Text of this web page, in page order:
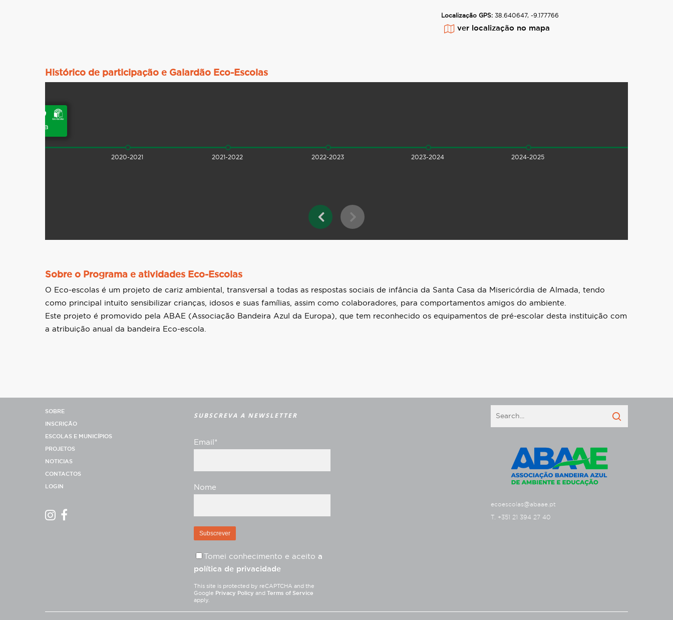
Localização GPS: 38.640647, -9.177766
ver localização no mapa
Histórico de participação e Galardão Eco-Escolas
2019-2020
galardoada
2020-2021 2021-2022 2022-2023 2023-2024 2024-2025
Sobre o Programa e atividades Eco-Escolas
O Eco-escolas é um projeto de cariz ambiental, transversal a todas as respostas sociais de infância da Santa Casa da Misericórdia de Almada, tendo
como principal intuito sensibilizar crianças, idosos e suas famílias, assim como colaboradores, para comportamentos amigos do ambiente.
Este projeto é promovido pela ABAE (Associação Bandeira Azul da Europa), que tem reconhecido os equipamentos de pré-escolar desta instituição com
a atribuição anual da bandeira Eco-escola.
SOBRE
INSCRIÇÃO
ESCOLAS E MUNICÍPIOS
PROJETOS
NOTICIAS
CONTACTOS
LOGIN
SUBSCREVA A NEWSLETTER
Email*
Nome
Tomei conhecimento e aceito a
política de privacidade
This site is protected by reCAPTCHA and the
Google Privacy Policy and
Terms of Service
apply.
ecoescolas@abaae.pt
T. +351 21 394 27 40